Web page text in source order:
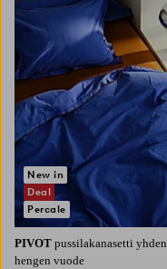
PIVOT pussilakanasetti yhden
hengen vuode
New in
Deal
Percale